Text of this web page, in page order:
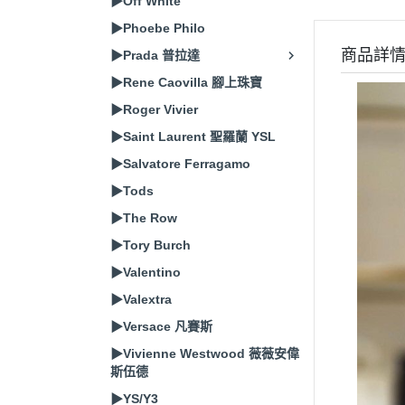
▶Phoebe Philo
▶Prada 普拉達
▶Rene Caovilla 腳上珠寶
▶Roger Vivier
▶Saint Laurent 聖羅蘭 YSL
▶Salvatore Ferragamo
▶Tods
▶The Row
▶Tory Burch
▶Valentino
▶Valextra
▶Versace 凡賽斯
▶Vivienne Westwood 薇薇安偉
斯伍德
▶YS/Y3
商品詳情